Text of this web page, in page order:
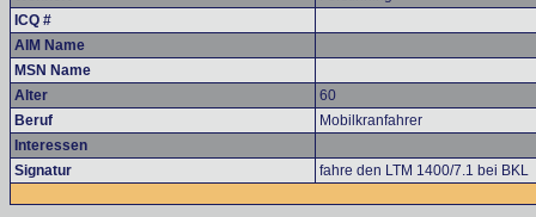
ICQ #
AIM Name
MSN Name
Alter
60
Beruf
Mobilkranfahrer
Interessen
Signatur
fahre den LTM 1400/7.1 bei BKL